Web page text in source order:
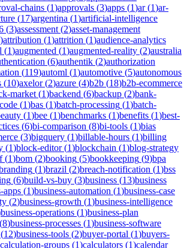
chains (1)approvals (3)apps (1)ar(1)ar-
(17)argentina (1)artificial-intelligence
(3)assessment (2)asset-management
)attribution (1)attrition (1)audience-analytics
(1)augmented (1)augmented-reality (2)australia
(6)authentik (2)authorization
(119)automl (1)automotive (5)autonomous
(10)axelor(2)azure (4)b2b (18)b2b-ecommerce
market (1)backend (6)backup (2)bank-
(1)bas (1)batch-processing (1)batch-
(1)bee (1)benchmarks (1)benefits (1)best-
(6)bi-comparison (8)bi-tools (1)bias
(3)bigquery (1)billable-hours (1)billing
(1)block-editor(1)blockchain (1)blog-strategy
(1)bom (2)booking (5)bookkeeping (9)bpa
(1)brazil (2)breach-notification (1)bss
(6)build-vs-buy (3)business (13)business
apps (1)business-automation (1)business-case
(2)business-growth (1)business-intelligence
business-operations (1)business-plan
(8)business-processes (1)business-software
(12)business-tools (2)buyer-portal (1)buyers-
calculation-groups (1)calculators (1)calendar